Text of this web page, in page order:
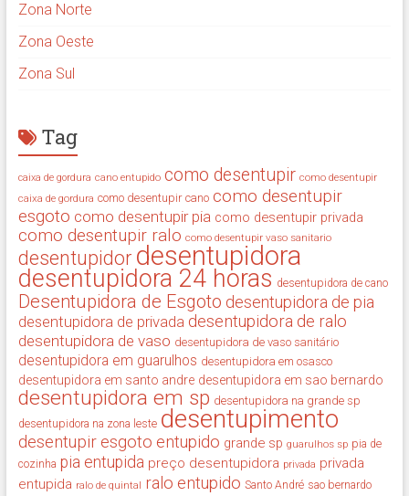
Zona Norte
Zona Oeste
Zona Sul
Tag
caixa de gordura cano entupido como desentupir como desentupir
caixa de gordura como desentupir cano como desentupir
esgoto como desentupir pia como desentupir privada
como desentupir ralo como desentupir vaso sanitario
desentupidor desentupidora
desentupidora 24 horas desentupidora de cano
Desentupidora de Esgoto desentupidora de pia
desentupidora de privada desentupidora de ralo
desentupidora de vaso desentupidora de vaso sanitário
desentupidora em guarulhos desentupidora em osasco
desentupidora em santo andre desentupidora em sao bernardo
desentupidora em sp desentupidora na grande sp
desentupidora na zona leste desentupimento
desentupir esgoto entupido grande sp guarulhos sp pia de
cozinha pia entupida preço desentupidora privada privada
entupida ralo de quintal ralo entupido Santo André sao bernardo